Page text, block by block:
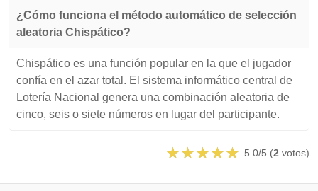
¿Cómo funciona el método automático de selección
aleatoria Chispático?
Chispático es una función popular en la que el jugador
confía en el azar total. El sistema informático central de
Lotería Nacional genera una combinación aleatoria de
cinco, seis o siete números en lugar del participante.
5.0/5 (2 votos)